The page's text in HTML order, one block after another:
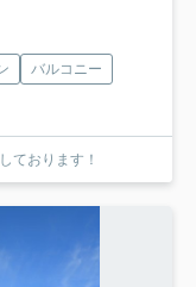
バルコニー
ております！